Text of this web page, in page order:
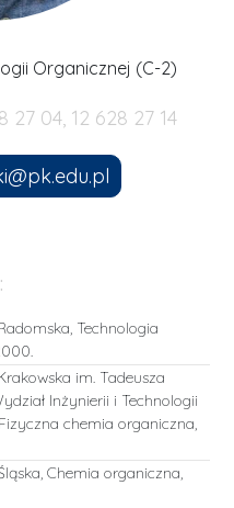
Organicznej (C-2)
27 04, 12 628 27 14
Technologia
im. Tadeusza
Inżynierii i Technologii
chemia organiczna,
Chemia organiczna,